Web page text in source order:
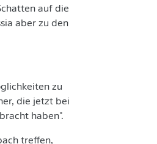
auf die
aber zu den
zu
die jetzt bei
haben".
treffen,